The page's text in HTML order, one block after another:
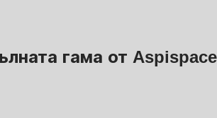
гама от Aspispace